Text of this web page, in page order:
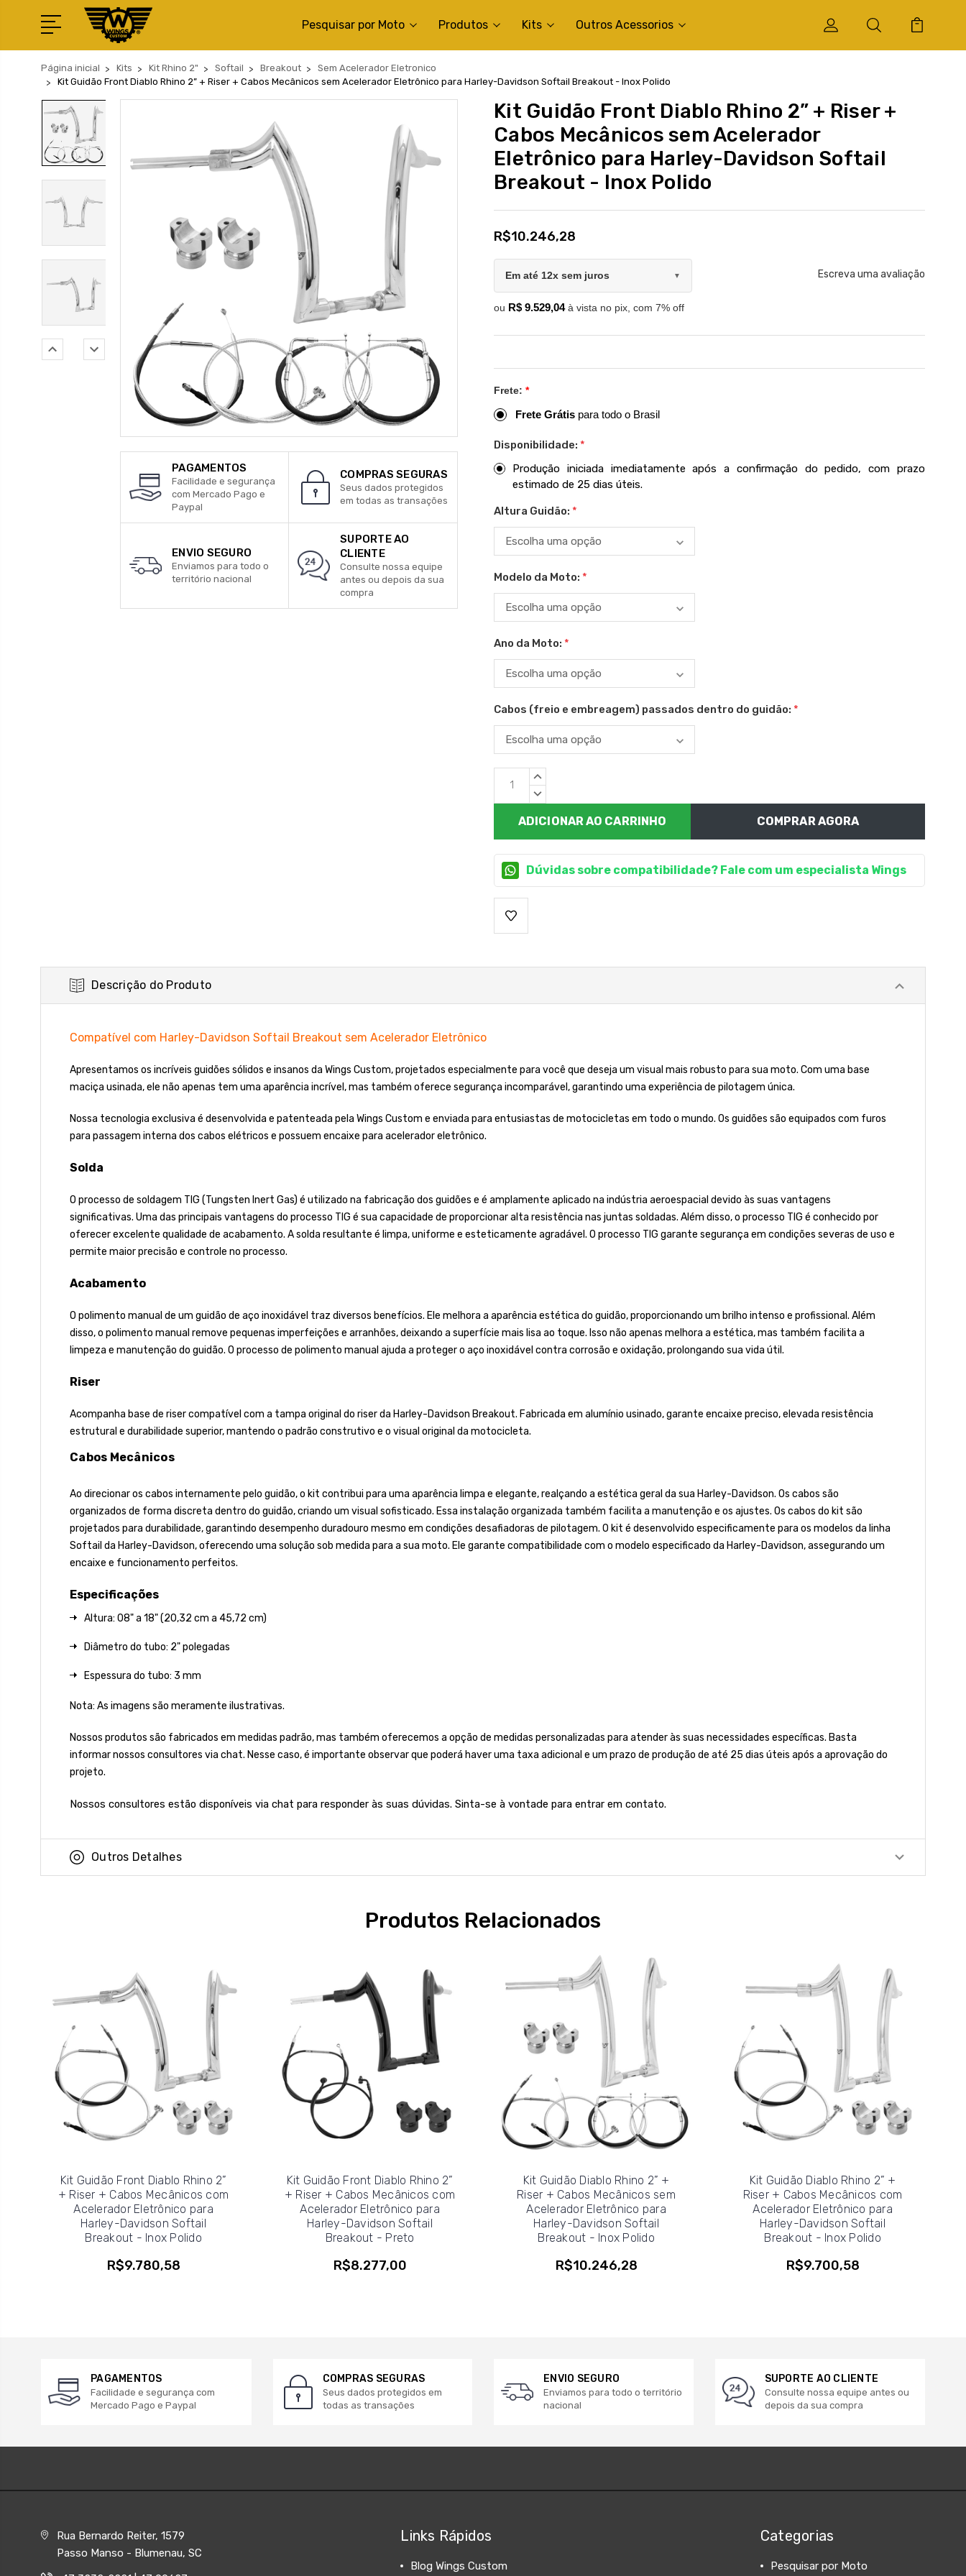
Pesquisar por Moto Produtos Kits Outros Acessorios
Página inicial Kits Kit Rhino 2" Softail Breakout
Sem Acelerador Eletronico
Kit Guidão Front Diablo Rhino 2” + Riser + Cabos Mecânicos sem Acelerador Eletrônico para Harley-Davidson Softail Breakout - Inox Polido
PAGAMENTOS
Facilidade e segurança
com Mercado Pago e
Paypal
COMPRAS SEGURAS
Seus dados protegidos
em todas as transações
ENVIO SEGURO
Enviamos para todo o
território nacional
SUPORTE AO
CLIENTE
Consulte nossa equipe
antes ou depois da sua
compra
Kit Guidão Front Diablo Rhino 2” + Riser +
Cabos Mecânicos sem Acelerador
Eletrônico para Harley-Davidson Softail
Breakout - Inox Polido
R$10.246,28
Em até 12x sem juros ▼
ou R$ 9.529,04à vista no pix, com 7% off
Escreva uma avaliação
Frete: *
Frete Grátis para todo o Brasil
Disponibilidade: *
Produção iniciada imediatamente após a confirmação do pedido, com prazo
estimado de 25 dias úteis.
Altura Guidão: *
Modelo da Moto: *
Ano da Moto: *
Cabos (freio e embreagem) passados dentro do guidão: *
Estoque
atual:
QUANTIDADE
QUANTIDADE
COMPRAR AGORA
Dúvidas sobre compatibilidade? Fale com um especialista Wings
Descrição do Produto
Compatível com Harley-Davidson Softail Breakout sem Acelerador Eletrônico
Apresentamos os incríveis guidões sólidos e insanos da Wings Custom, projetados especialmente para você que deseja um visual mais robusto para sua moto. Com uma base
maciça usinada, ele não apenas tem uma aparência incrível, mas também oferece segurança incomparável, garantindo uma experiência de pilotagem única.
Nossa tecnologia exclusiva é desenvolvida e patenteada pela Wings Custom e enviada para entusiastas de motocicletas em todo o mundo. Os guidões são equipados com furos
para passagem interna dos cabos elétricos e possuem encaixe para acelerador eletrônico.
Solda
O processo de soldagem TIG (Tungsten Inert Gas) é utilizado na fabricação dos guidões e é amplamente aplicado na indústria aeroespacial devido às suas vantagens
significativas. Uma das principais vantagens do processo TIG é sua capacidade de proporcionar alta resistência nas juntas soldadas. Além disso, o processo TIG é conhecido por
oferecer excelente qualidade de acabamento. A solda resultante é limpa, uniforme e esteticamente agradável. O processo TIG garante segurança em condições severas de uso e
permite maior precisão e controle no processo.
Acabamento
O polimento manual de um guidão de aço inoxidável traz diversos benefícios. Ele melhora a aparência estética do guidão, proporcionando um brilho intenso e profissional. Além
disso, o polimento manual remove pequenas imperfeições e arranhões, deixando a superfície mais lisa ao toque. Isso não apenas melhora a estética, mas também facilita a
limpeza e manutenção do guidão. O processo de polimento manual ajuda a proteger o aço inoxidável contra corrosão e oxidação, prolongando sua vida útil.
Riser
Acompanha base de riser compatível com a tampa original do riser da Harley-Davidson Breakout. Fabricada em alumínio usinado, garante encaixe preciso, elevada resistência
estrutural e durabilidade superior, mantendo o padrão construtivo e o visual original da motocicleta.
Cabos Mecânicos
Ao direcionar os cabos internamente pelo guidão, o kit contribui para uma aparência limpa e elegante, realçando a estética geral da sua Harley-Davidson. Os cabos são
organizados de forma discreta dentro do guidão, criando um visual sofisticado. Essa instalação organizada também facilita a manutenção e os ajustes. Os cabos do kit são
projetados para durabilidade, garantindo desempenho duradouro mesmo em condições desafiadoras de pilotagem. O kit é desenvolvido especificamente para os modelos da linha
Softail da Harley-Davidson, oferecendo uma solução sob medida para a sua moto. Ele garante compatibilidade com o modelo especificado da Harley-Davidson, assegurando um
encaixe e funcionamento perfeitos.
Especificações
Altura: 08" a 18" (20,32 cm a 45,72 cm)
Diâmetro do tubo: 2" polegadas
Espessura do tubo: 3 mm
Nota: As imagens são meramente ilustrativas.
Nossos produtos são fabricados em medidas padrão, mas também oferecemos a opção de medidas personalizadas para atender às suas necessidades específicas. Basta
informar nossos consultores via chat. Nesse caso, é importante observar que poderá haver uma taxa adicional e um prazo de produção de até 25 dias úteis após a aprovação do
projeto.
Nossos consultores estão disponíveis via chat para responder às suas dúvidas. Sinta-se à vontade para entrar em contato.
Outros Detalhes
Produtos Relacionados
Kit Guidão Front Diablo Rhino 2”
+ Riser + Cabos Mecânicos com
Acelerador Eletrônico para
Harley-Davidson Softail
Breakout - Inox Polido
R$9.780,58
Kit Guidão Front Diablo Rhino 2”
+ Riser + Cabos Mecânicos com
Acelerador Eletrônico para
Harley-Davidson Softail
Breakout - Preto
R$8.277,00
Kit Guidão Diablo Rhino 2” +
Riser + Cabos Mecânicos sem
Acelerador Eletrônico para
Harley-Davidson Softail
Breakout - Inox Polido
R$10.246,28
Kit Guidão Diablo Rhino 2” +
Riser + Cabos Mecânicos com
Acelerador Eletrônico para
Harley-Davidson Softail
Breakout - Inox Polido
R$9.700,58
PAGAMENTOS
Facilidade e segurança com
Mercado Pago e Paypal
COMPRAS SEGURAS
Seus dados protegidos em
todas as transações
ENVIO SEGURO
Enviamos para todo o território
nacional
SUPORTE AO CLIENTE
Consulte nossa equipe antes ou
depois da sua compra
Rua Bernardo Reiter, 1579
Passo Manso - Blumenau, SC
Links Rápidos
Blog Wings Custom
Categorias
Pesquisar por Moto